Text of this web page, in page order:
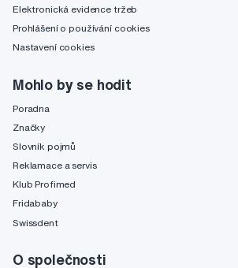
Elektronická evidence tržeb
Prohlášení o používání cookies
Nastavení cookies
Mohlo by se hodit
Poradna
Značky
Slovník pojmů
Reklamace a servis
Klub Profimed
Fridababy
Swissdent
O společnosti